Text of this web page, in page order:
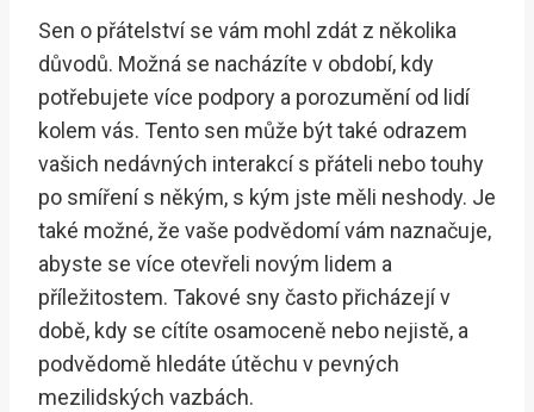
Sen o přátelství se vám mohl zdát z několika
důvodů. Možná se nacházíte v období, kdy
potřebujete více podpory a porozumění od lidí
kolem vás. Tento sen může být také odrazem
vašich nedávných interakcí s přáteli nebo touhy
po smíření s někým, s kým jste měli neshody. Je
také možné, že vaše podvědomí vám naznačuje,
abyste se více otevřeli novým lidem a
příležitostem. Takové sny často přicházejí v
době, kdy se cítíte osamoceně nebo nejistě, a
podvědomě hledáte útěchu v pevných
mezilidských vazbách.